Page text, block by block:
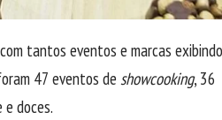
com tantos eventos e marcas
47 eventos deshowcooking, 36
doces.